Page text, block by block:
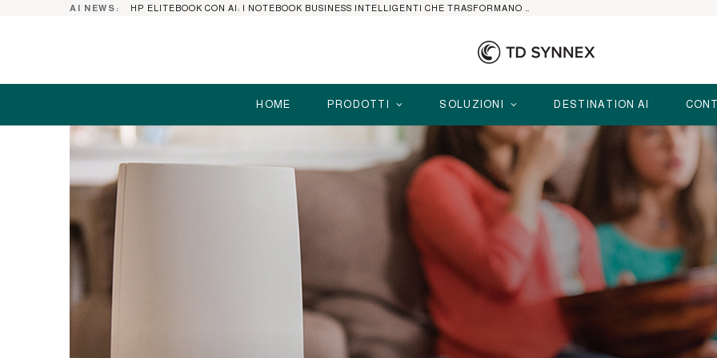
AI NEWS:
HOME PRODOTTI SOLUZIONI DESTINATION AI